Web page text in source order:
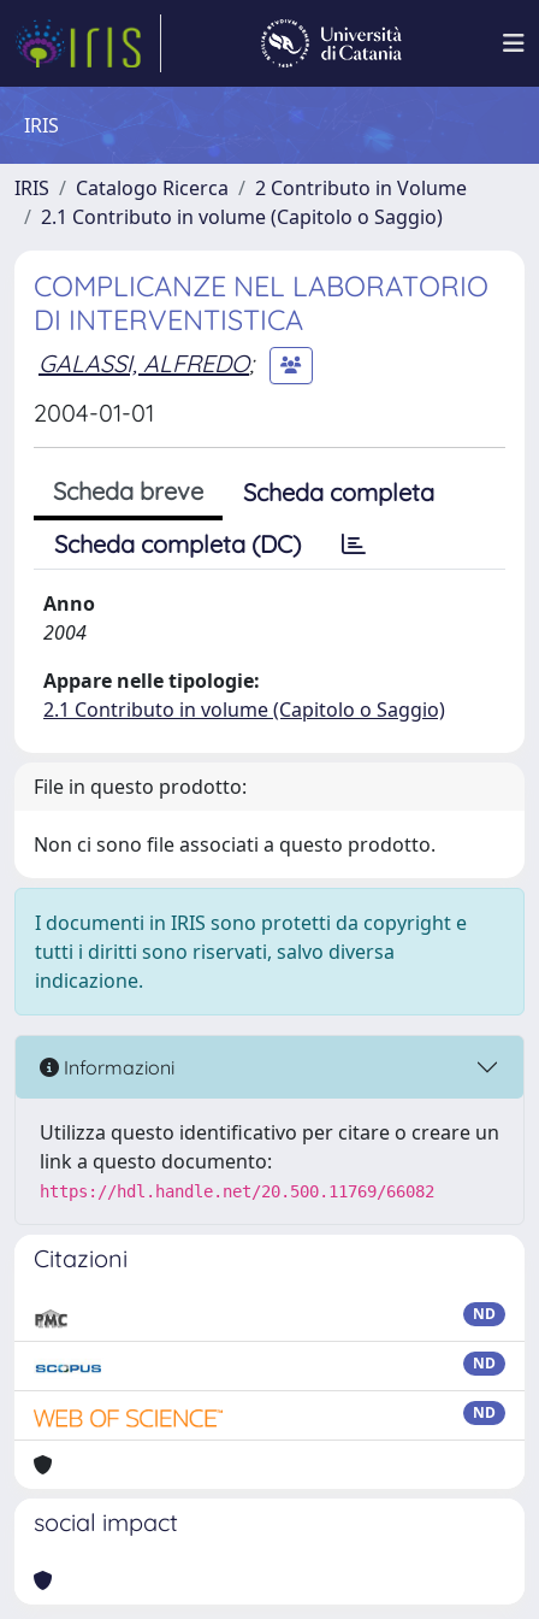
IRIS
IRIS Catalogo Ricerca
2 Contributo in Volume
2.1 Contributo in volume (Capitolo o Saggio)
COMPLICANZE NEL LABORATORIO
DI INTERVENTISTICA
GALASSI, ALFREDO;
2004-01-01
Scheda breve
Scheda completa
Scheda completa (DC)
Anno
2004
Appare nelle tipologie:
2.1 Contributo in volume (Capitolo o Saggio)
File in questo prodotto:
Non ci sono file associati a questo prodotto.
I documenti in IRIS sono protetti da copyright e
tutti i diritti sono riservati, salvo diversa
indicazione.
Informazioni
Utilizza questo identificativo per citare o creare un
link a questo documento:
https://hdl.handle.net/20.500.11769/66082
Citazioni
ND
ND
ND
social impact